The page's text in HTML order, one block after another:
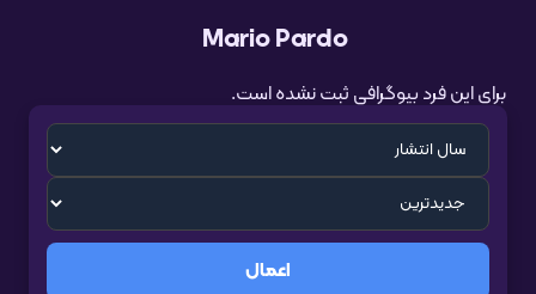
Mario Pardo
برای این فرد بیوگرافی ثبت نشده است.
اعمال